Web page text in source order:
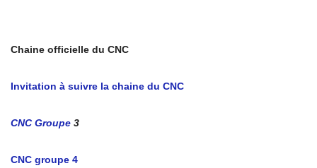
Chaine officielle du CNC
Invitation à suivre la chaine du CNC
CNC Groupe 3
CNC groupe 4